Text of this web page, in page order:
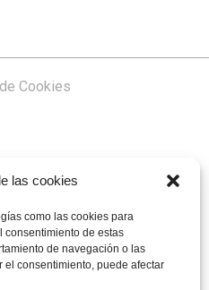
las cookies
como las cookies para
consentimiento de estas
de navegación o las
el consentimiento, puede afectar
Cookies